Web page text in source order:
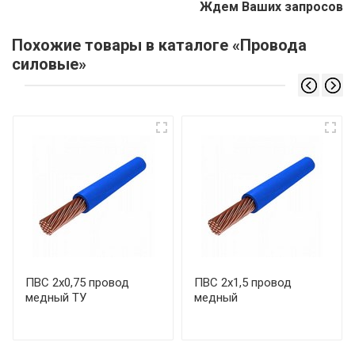
Ждем Ваших запросов
Похожие товары в каталоге «Провода
силовые»
ПВС 2х0,75 провод
медный ТУ
ПВС 2х1,5 провод
медный